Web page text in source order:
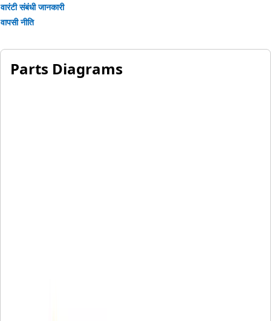
वारंटी संबंधी जानकारी
वापसी नीति
Parts Diagrams